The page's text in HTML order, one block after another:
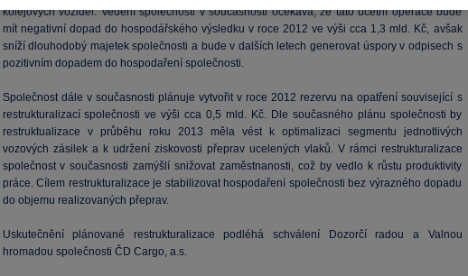
kolejových vozidel. Vedení společnosti v současnosti očekává, že tato účetní operace bude
mít negativní dopad do hospodářského výsledku v roce 2012 ve výši cca 1,3 mld. Kč, avšak
sníží dlouhodobý majetek společnosti a bude v dalších letech generovat úspory v odpisech s
pozitivním dopadem do hospodaření společnosti.
Společnost dále v současnosti plánuje vytvořit v roce 2012 rezervu na opatření související s
restrukturalizací společnosti ve výši cca 0,5 mld. Kč. Dle současného plánu společnosti by
restruktualizace v průběhu roku 2013 měla vést k optimalizaci segmentu jednotlivých
vozových zásilek a k udržení ziskovosti přeprav ucelených vlaků. V rámci restrukturalizace
společnost v současnosti zamýšlí snižovat zaměstnanosti, což by vedlo k růstu produktivity
práce. Cílem restrukturalizace je stabilizovat hospodaření společnosti bez výrazného dopadu
do objemu realizovaných přeprav.
Uskutečnění plánované restrukturalizace podléhá schválení Dozorčí radou a Valnou
hromadou společnosti ČD Cargo, a.s.